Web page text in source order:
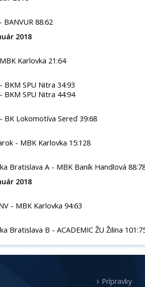
BANVUR 88:62
2018
Karlovka 21:64
BKM SPU Nitra 34:93
BKM SPU Nitra 44:94
BK Lokomotíva Sereď 39:68
- MBK Karlovka 15:128
Bratislava A - MBK Baník Handlová
2018
- MBK Karlovka 94:63
Bratislava B - ACADEMIC ŽU Žilina
Prípravky